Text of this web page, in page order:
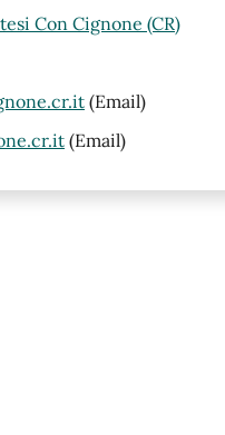
Con Cignone (CR)
(Email)
(Email)